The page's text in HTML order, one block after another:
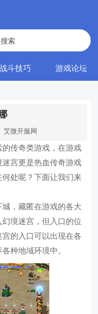
战斗技巧 游戏论坛
艾微开服网
传奇类游戏，在游戏
宫更是热血传奇游戏
处呢？下面让我们来
，藏匿在游戏的各大
境迷宫，但入口的位
的入口可以出现在各
种地域环境中。